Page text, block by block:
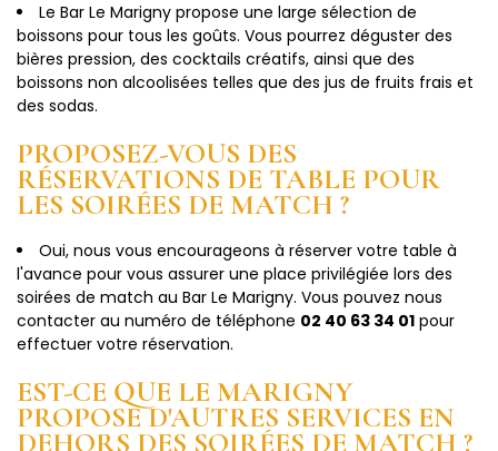
Le Bar Le Marigny propose une large sélection de
boissons pour tous les goûts. Vous pourrez déguster des
bières pression, des cocktails créatifs, ainsi que des
boissons non alcoolisées telles que des jus de fruits frais et
des sodas.
PROPOSEZ-VOUS DES
RÉSERVATIONS DE TABLE POUR
LES SOIRÉES DE MATCH ?
Oui, nous vous encourageons à réserver votre table à
l'avance pour vous assurer une place privilégiée lors des
soirées de match au Bar Le Marigny. Vous pouvez nous
contacter au numéro de téléphone 02 40 63 34 01 pour
effectuer votre réservation.
EST-CE QUE LE MARIGNY
PROPOSE D'AUTRES SERVICES EN
DEHORS DES SOIRÉES DE MATCH ?